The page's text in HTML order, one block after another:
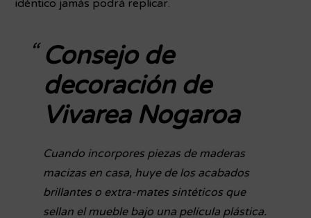
idéntico jamás podrá replicar.
Consejo de
decoración de
Vivarea Nogaroa
Cuando incorpores piezas de maderas
macizas en casa, huye de los acabados
brillantes o extra-mates sintéticos que
sellan el mueble bajo una película plástica.